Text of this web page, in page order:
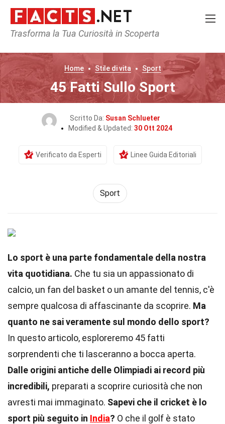
Trasforma la Tua Curiosità in Scoperta
Home Stile di vita Sport
45 Fatti Sullo Sport
Scritto Da: Susan Schlueter
Modified & Updated: 30 Ott 2024
Verificato da Esperti Linee Guida Editoriali
Sport
Lo sport è una parte fondamentale della nostra
vita quotidiana. Che tu sia un appassionato di
calcio, un fan del basket o un amante del tennis, c'è
sempre qualcosa di affascinante da scoprire. Ma
quanto ne sai veramente sul mondo dello sport?
In questo articolo, esploreremo 45 fatti
sorprendenti che ti lasceranno a bocca aperta.
Dalle origini antiche delle Olimpiadi ai record più
incredibili, preparati a scoprire curiosità che non
avresti mai immaginato. Sapevi che il cricket è lo
sport più seguito in India? O che il golf è stato